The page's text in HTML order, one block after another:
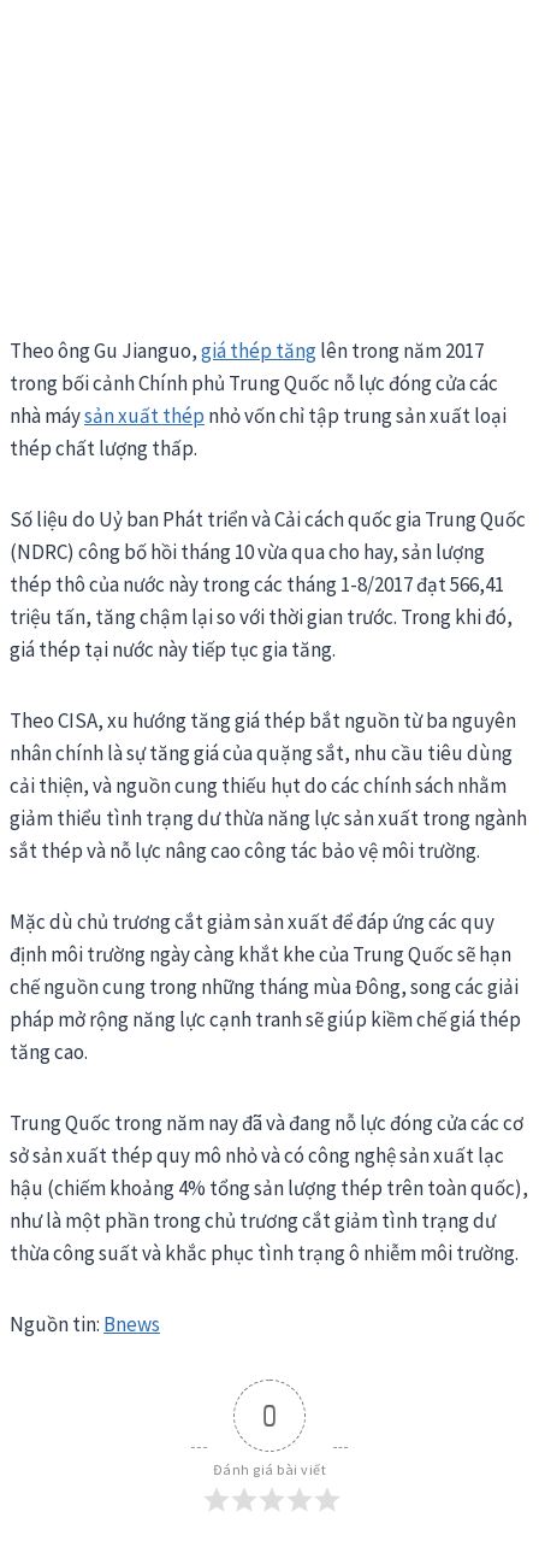
Theo ông Gu Jianguo,giá thép tănglên trong năm 2017
trong bối cảnh Chính phủ Trung Quốc nỗ lực đóng cửa các
nhà máysản xuất thép nhỏ vốn chỉ tập trung sản xuất loại
thép chất lượng thấp.
Số liệu do Uỷ ban Phát triển và Cải cách quốc gia Trung Quốc
(NDRC) công bố hồi tháng 10 vừa qua cho hay, sản lượng
thép thô của nước này trong các tháng 1-8/2017 đạt 566,41
triệu tấn, tăng chậm lại so với thời gian trước. Trong khi đó,
giá thép tại nước này tiếp tục gia tăng.
Theo CISA, xu hướng tăng giá thép bắt nguồn từ ba nguyên
nhân chính là sự tăng giá của quặng sắt, nhu cầu tiêu dùng
cải thiện, và nguồn cung thiếu hụt do các chính sách nhằm
giảm thiểu tình trạng dư thừa năng lực sản xuất trong ngành
sắt thép và nỗ lực nâng cao công tác bảo vệ môi trường.
Mặc dù chủ trương cắt giảm sản xuất để đáp ứng các quy
định môi trường ngày càng khắt khe của Trung Quốc sẽ hạn
chế nguồn cung trong những tháng mùa Đông, song các giải
pháp mở rộng năng lực cạnh tranh sẽ giúp kiềm chế giá thép
tăng cao.
Trung Quốc trong năm nay đã và đang nỗ lực đóng cửa các cơ
sở sản xuất thép quy mô nhỏ và có công nghệ sản xuất lạc
hậu (chiếm khoảng 4% tổng sản lượng thép trên toàn quốc),
như là một phần trong chủ trương cắt giảm tình trạng dư
thừa công suất và khắc phục tình trạng ô nhiễm môi trường.
Nguồn tin: Bnews
0
Đánh giá bài viết